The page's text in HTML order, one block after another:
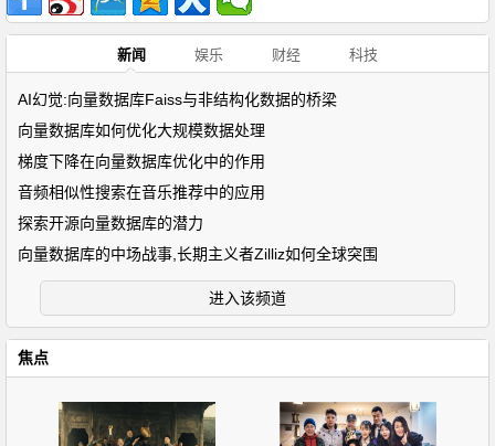
新闻 娱乐 财经 科技
AI幻觉:向量数据库Faiss与非结构化数据的桥梁
向量数据库如何优化大规模数据处理
梯度下降在向量数据库优化中的作用
音频相似性搜索在音乐推荐中的应用
探索开源向量数据库的潜力
向量数据库的中场战事,长期主义者Zilliz如何全球突围
进入该频道
焦点